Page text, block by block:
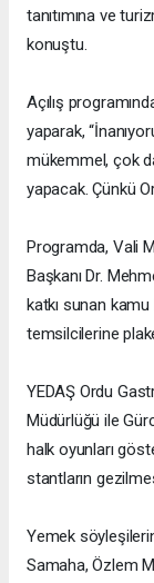
tanıtımına ve
konuştu.
Açılış
yaparak,
mükemmel, çok
yapacak. Çünkü
Programda, Vali
Başkanı Dr.
katkı sunan
temsilcilerine
YEDAŞ Ordu
Müdürlüğü ile
halk oyunları
stantların
Yemek
Samaha, Özlem